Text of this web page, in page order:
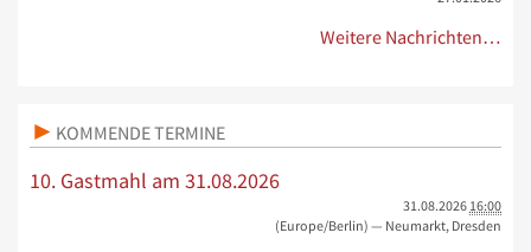
Weitere Nachrichten…
KOMMENDE TERMINE
10. Gastmahl am 31.08.2026
31.08.2026 16:00
(Europe/Berlin) — Neumarkt, Dresden